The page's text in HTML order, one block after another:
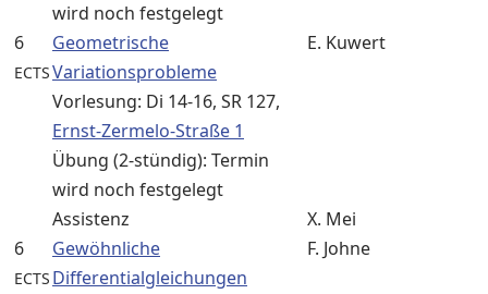
wird noch festgelegt
6
ECTS
Geometrische
Variationsprobleme
E. Kuwert
Vorlesung: Di 14-16, SR 127,
Ernst-Zermelo-Straße 1
Übung (2-stündig): Termin
wird noch festgelegt
Assistenz
X. Mei
6
ECTS
Gewöhnliche
Differentialgleichungen
F. Johne